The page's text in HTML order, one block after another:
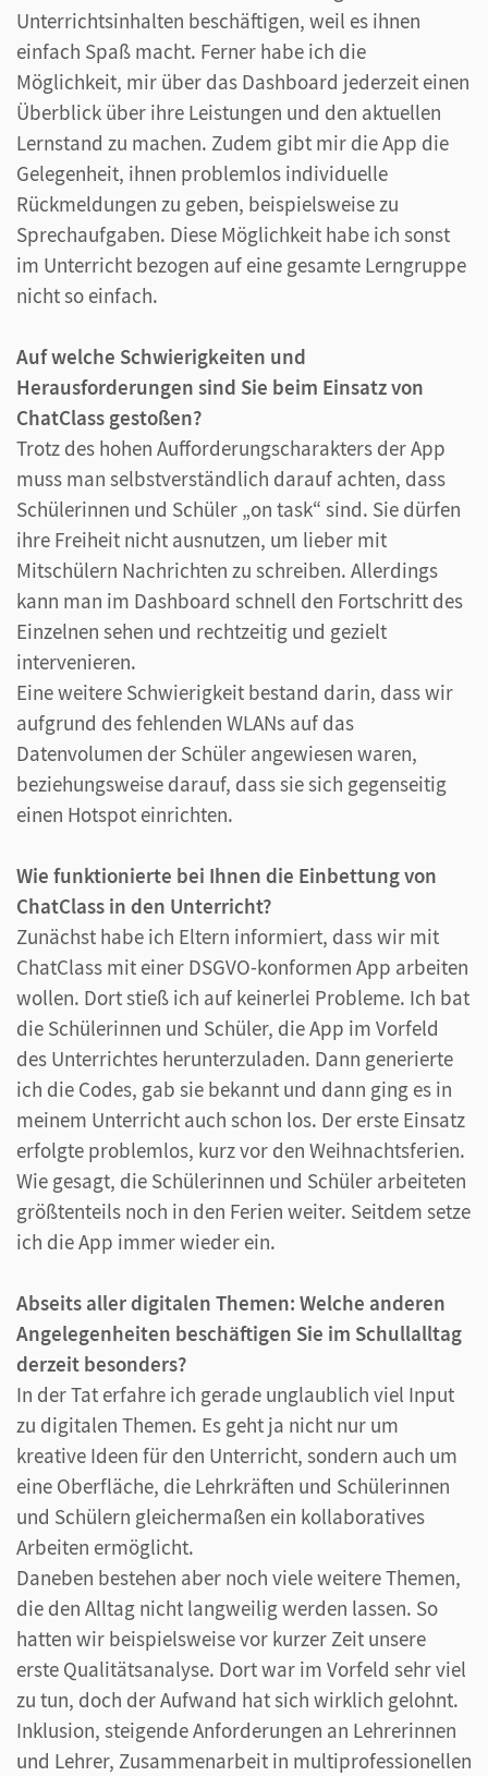
Unterrichtsinhalten beschäftigen, weil es ihnen
einfach Spaß macht. Ferner habe ich die
Möglichkeit, mir über das Dashboard jederzeit einen
Überblick über ihre Leistungen und den aktuellen
Lernstand zu machen. Zudem gibt mir die App die
Gelegenheit, ihnen problemlos individuelle
Rückmeldungen zu geben, beispielsweise zu
Sprechaufgaben. Diese Möglichkeit habe ich sonst
im Unterricht bezogen auf eine gesamte Lerngruppe
nicht so einfach.
Auf welche Schwierigkeiten und
Herausforderungen sind Sie beim Einsatz von
ChatClass gestoßen?
Trotz des hohen Aufforderungscharakters der App
muss man selbstverständlich darauf achten, dass
Schülerinnen und Schüler „on task“ sind. Sie dürfen
ihre Freiheit nicht ausnutzen, um lieber mit
Mitschülern Nachrichten zu schreiben. Allerdings
kann man im Dashboard schnell den Fortschritt des
Einzelnen sehen und rechtzeitig und gezielt
intervenieren.
Eine weitere Schwierigkeit bestand darin, dass wir
aufgrund des fehlenden WLANs auf das
Datenvolumen der Schüler angewiesen waren,
beziehungsweise darauf, dass sie sich gegenseitig
einen Hotspot einrichten.
Wie funktionierte bei Ihnen die Einbettung von
ChatClass in den Unterricht?
Zunächst habe ich Eltern informiert, dass wir mit
ChatClass mit einer DSGVO-konformen App arbeiten
wollen. Dort stieß ich auf keinerlei Probleme. Ich bat
die Schülerinnen und Schüler, die App im Vorfeld
des Unterrichtes herunterzuladen. Dann generierte
ich die Codes, gab sie bekannt und dann ging es in
meinem Unterricht auch schon los. Der erste Einsatz
erfolgte problemlos, kurz vor den Weihnachtsferien.
Wie gesagt, die Schülerinnen und Schüler arbeiteten
größtenteils noch in den Ferien weiter. Seitdem setze
ich die App immer wieder ein.
Abseits aller digitalen Themen: Welche anderen
Angelegenheiten beschäftigen Sie im Schullalltag
derzeit besonders?
In der Tat erfahre ich gerade unglaublich viel Input
zu digitalen Themen. Es geht ja nicht nur um
kreative Ideen für den Unterricht, sondern auch um
eine Oberfläche, die Lehrkräften und Schülerinnen
und Schülern gleichermaßen ein kollaboratives
Arbeiten ermöglicht.
Daneben bestehen aber noch viele weitere Themen,
die den Alltag nicht langweilig werden lassen. So
hatten wir beispielsweise vor kurzer Zeit unsere
erste Qualitätsanalyse. Dort war im Vorfeld sehr viel
zu tun, doch der Aufwand hat sich wirklich gelohnt.
Inklusion, steigende Anforderungen an Lehrerinnen
und Lehrer, Zusammenarbeit in multiprofessionellen